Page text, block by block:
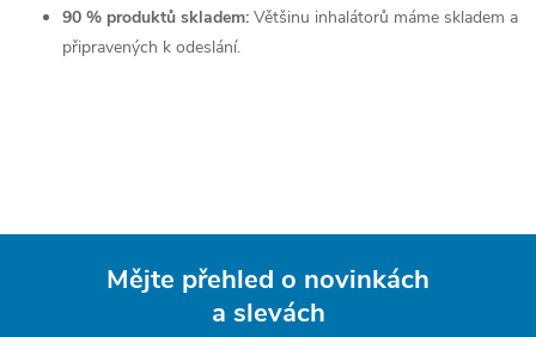
90 % produktů skladem: Většinu inhalátorů máme skladem a
připravených k odeslání.
Mějte přehled o novinkách
a slevách